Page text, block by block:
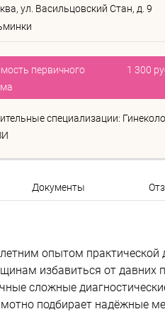
ул. Васильцовский Стан, д. 9
первичного
1 300
специализации:
Документы
опытом
избавиться от давних
сложные
подбирает надёжные